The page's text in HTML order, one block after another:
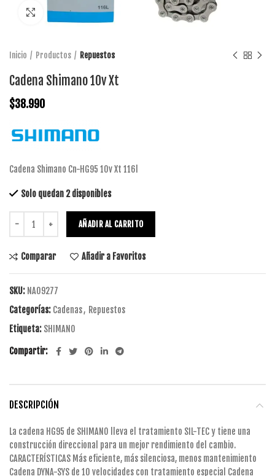
Click to enlarge
Inicio Productos Repuestos
Cadena Shimano 10v Xt
$38.990
Cadena Shimano Cn-HG95 10v Xt 116l
Solo quedan 2 disponibles
AÑADIR AL CARRITO
Comparar Añadir a Favoritos
SKU: NA09277
Categorías: Cadenas, Repuestos
Etiqueta: SHIMANO
Compartir
DESCRIPCIÓN
La cadena HG95 de SHIMANO lleva el tratamiento SIL-TEC y tiene una
construcción direccional para un mejor rendimiento del cambio.
CARACTERÍSTICAS Más eficiente, más silenciosa, menos mantenimiento
Cadena DYNA-SYS de 10 velocidades con tratamiento especial Cadena